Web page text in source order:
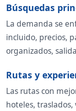
Búsquedas
La demanda se
incluido, precios,
organizados,
Rutas y
Las rutas con
hoteles, traslados,